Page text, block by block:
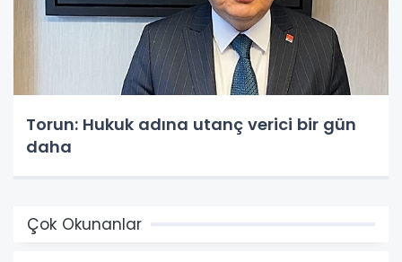
Torun: Hukuk adına utanç verici bir gün
daha
Çok Okunanlar